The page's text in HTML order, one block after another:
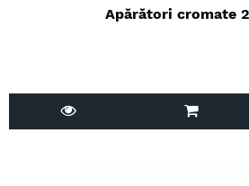
Apărători cromate